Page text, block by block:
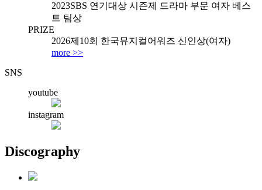
2023SBS 연기대상 시즌제 드라마 부문 여자 베스
트 팀상
PRIZE
2026제10회 한국뮤지컬어워즈 신인상(여자)
more >>
SNS
youtube
instagram
Discography